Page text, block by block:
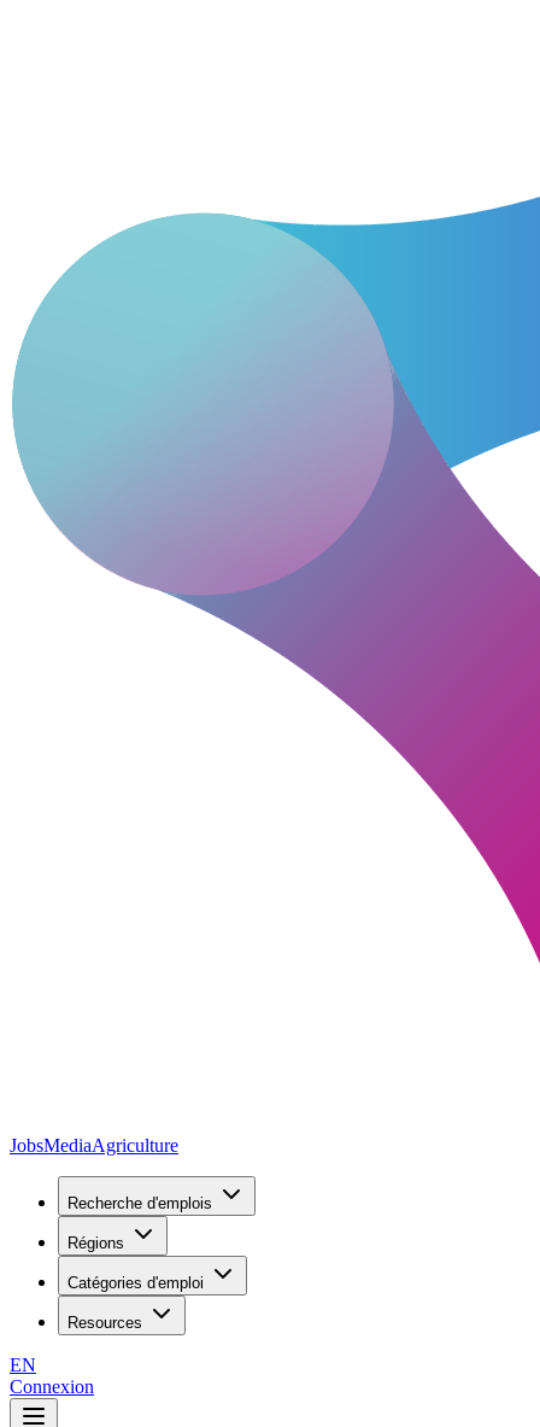
JobsMediaAgriculture
Recherche d'emplois
Régions
Catégories d'emploi
Resources
EN
Connexion